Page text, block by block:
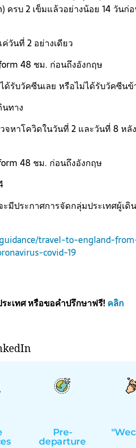
ครบ 2 เข็มแล้วอย่างน้อย 14 วันก่
วันที่ 2 อย่างเดียว
48 ชม. ก่อนถึงอังกฤษ
ด้รับวัคซีนเลย หรือไม่ได้รับวัคซีน
ทาง
จหาโควิดในวันที่ 2 และวันที่ 8 หลั
48 ชม. ก่อนถึงอังกฤษ
มีประกาศการจัดกลุ่มประเทศผู้เดิ
travel-to-england-
covid-19
ะเทศ หรือขอคำปรึกษาฟรี! คลิก
Pre-
departure